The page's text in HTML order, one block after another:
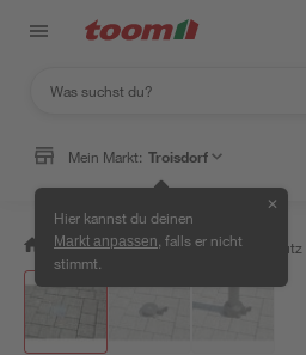
Mein Markt: Troisdorf
Hier kannst du deinen
Markt anpassen , falls er nicht
stimmt.
✕
/ Garten & Freizeit / Sonnenschutz